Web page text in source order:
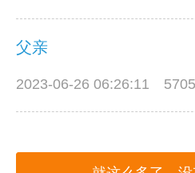
父亲
2023-06-26 06:26:11